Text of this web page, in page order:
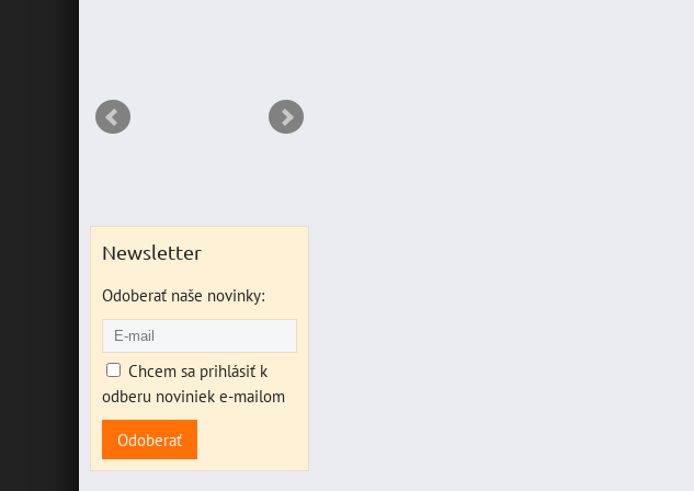
Newsletter
Odoberať naše novinky:
Chcem sa prihlásiť k
odberu noviniek e-mailom
Odoberať